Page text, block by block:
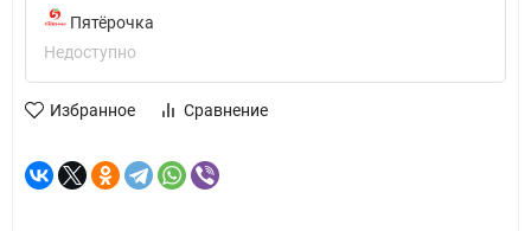
Пятёрочка
Недоступно
Избранное Сравнение